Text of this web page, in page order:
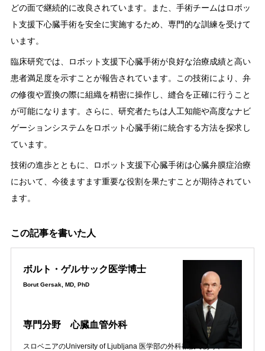
どの面で継続的に改良されています。また、手術チームはロボッ
ト支援下心臓手術を安全に実施するため、専門的な訓練を受けて
います。
臨床研究では、ロボット支援下心臓手術が良好な治療成績と高い
患者満足度を示すことが報告されています。この技術により、弁
の修復や置換の際に組織を精密に操作し、縫合を正確に行うこと
が可能になります。さらに、研究者たちは人工知能や高度なナビ
ゲーションシステムをロボット心臓手術に統合する方法を探求し
ています。
技術の進歩とともに、ロボット支援下心臓手術は心臓弁膜症治療
において、今後ますます重要な役割を果たすことが期待されてい
ます。
この記事を書いた人
ボルト・ゲルサック医学博士
Borut Gersak, MD, PhD
専門分野 心臓血管外科
スロベニアのUniversity of Ljubljana 医学部の外科教授であり、Univ